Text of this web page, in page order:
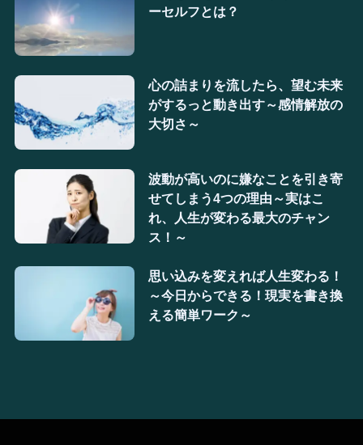
ーセルフとは？
心の詰まりを流したら、望む未来
がするっと動き出す～感情解放の
大切さ～
波動が高いのに嫌なことを引き寄
せてしまう4つの理由～実はこ
れ、人生が変わる最大のチャン
ス！～
思い込みを変えれば人生変わる！
～今日からできる！現実を書き換
える簡単ワーク～